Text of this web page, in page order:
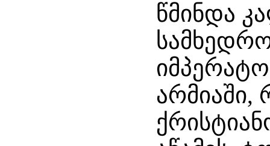
წმინდა
არმიაში,